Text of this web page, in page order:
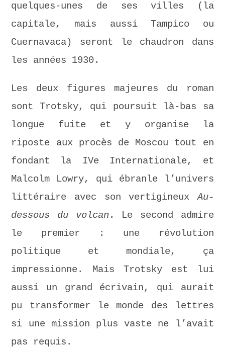
quelques-unes de ses villes (la
capitale, mais aussi Tampico ou
Cuernavaca) seront le chaudron dans
les années 1930.
Les deux figures majeures du roman
sont Trotsky, qui poursuit là-bas sa
longue fuite et y organise la
riposte aux procès de Moscou tout en
fondant la IVe Internationale, et
Malcolm Lowry, qui ébranle l’univers
littéraire avec son vertigineuxAu-
dessous du volcan. Le second admire
le premier : une révolution
politique et mondiale, ça
impressionne. Mais Trotsky est lui
aussi un grand écrivain, qui aurait
pu transformer le monde des lettres
si une mission plus vaste ne l’avait
pas requis.